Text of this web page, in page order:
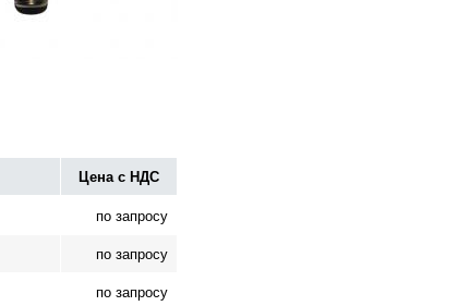
Цена с НДС
по запросу
по запросу
по запросу